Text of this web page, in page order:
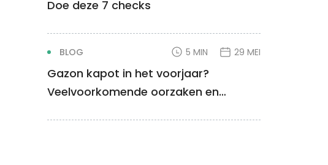
Doe deze 7 checks
BLOG 5 MIN 29 MEI
Gazon kapot in het voorjaar?
Veelvoorkomende oorzaken en